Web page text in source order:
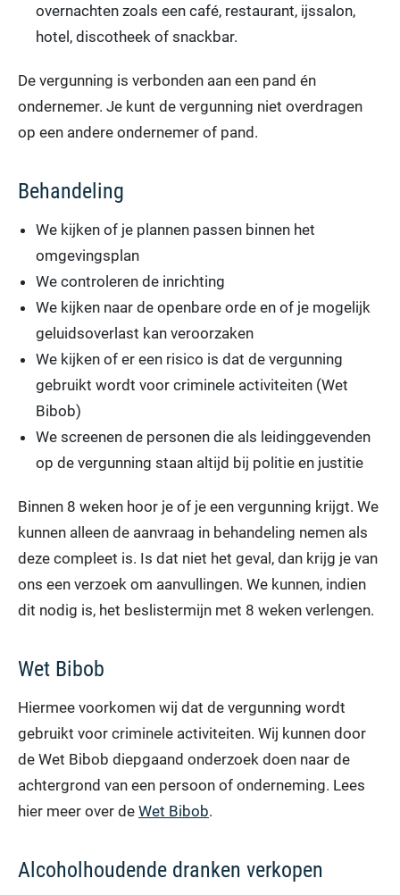
overnachten zoals een café, restaurant, ijssalon,
hotel, discotheek of snackbar.
De vergunning is verbonden aan een pand én
ondernemer. Je kunt de vergunning niet overdragen
op een andere ondernemer of pand.
Behandeling
We kijken of je plannen passen binnen het
omgevingsplan
We controleren de inrichting
We kijken naar de openbare orde en of je mogelijk
geluidsoverlast kan veroorzaken
We kijken of er een risico is dat de vergunning
gebruikt wordt voor criminele activiteiten (Wet
Bibob)
We screenen de personen die als leidinggevenden
op de vergunning staan altijd bij politie en justitie
Binnen 8 weken hoor je of je een vergunning krijgt. We
kunnen alleen de aanvraag in behandeling nemen als
deze compleet is. Is dat niet het geval, dan krijg je van
ons een verzoek om aanvullingen. We kunnen, indien
dit nodig is, het beslistermijn met 8 weken verlengen.
Wet Bibob
Hiermee voorkomen wij dat de vergunning wordt
gebruikt voor criminele activiteiten. Wij kunnen door
de Wet Bibob diepgaand onderzoek doen naar de
achtergrond van een persoon of onderneming. Lees
hier meer over de Wet Bibob.
Alcoholhoudende dranken verkopen